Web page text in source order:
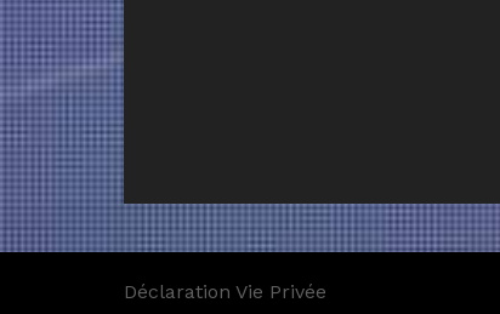
Déclaration Vie Privée